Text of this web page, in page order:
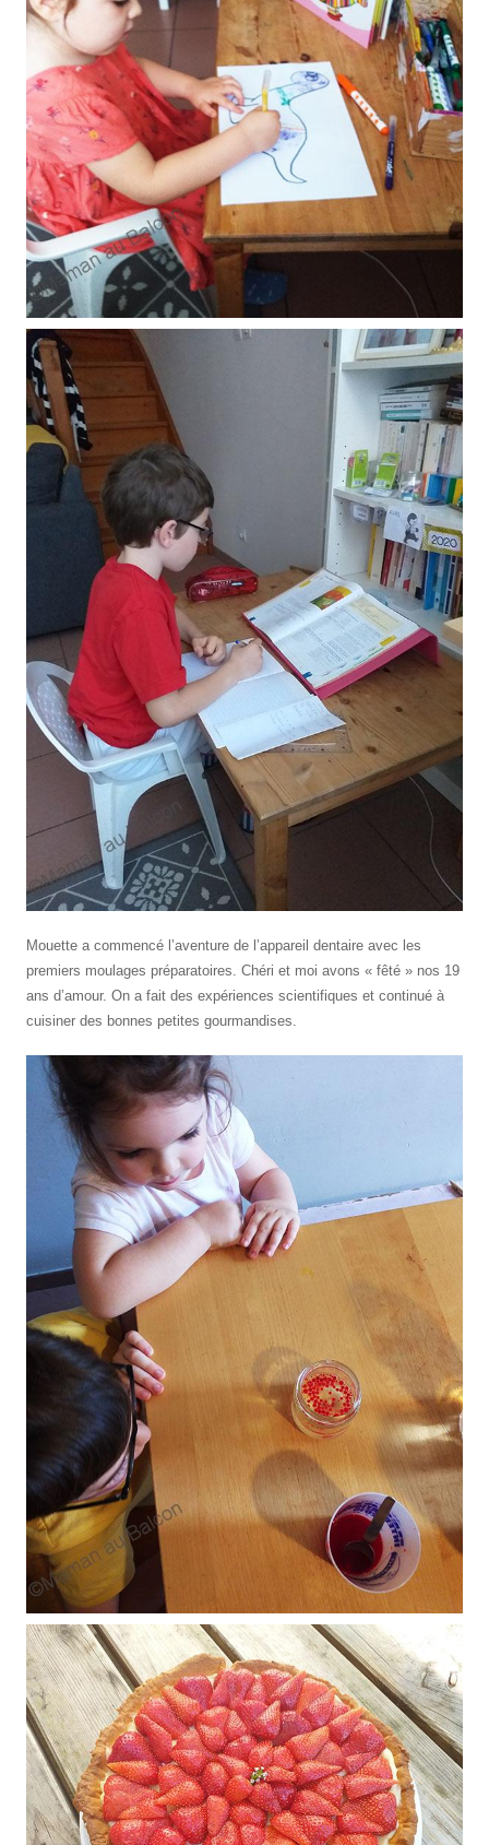
Mouette a commencé l’aventure de l’appareil dentaire avec les
premiers moulages préparatoires. Chéri et moi avons « fêté » nos 19
ans d’amour. On a fait des expériences scientifiques et continué à
cuisiner des bonnes petites gourmandises.